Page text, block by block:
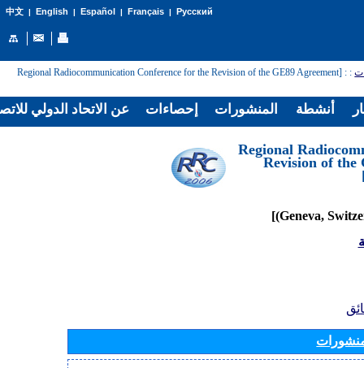
中文| English | Español | Français| Русский
:
: [Regional Radiocommunication Conference for the Revision of the GE89 Agreement
[Regional
Revision of the
عن الاتحاد الدولي إحصاءات المنشورات أنشطة